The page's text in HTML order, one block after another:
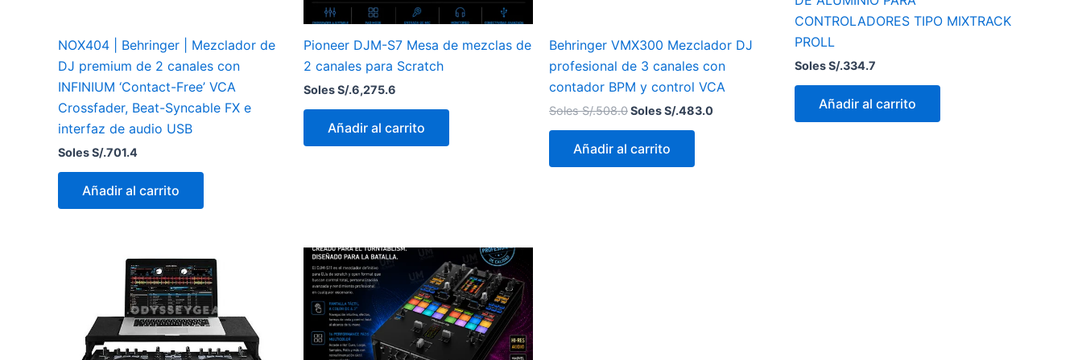
NOX404 | Behringer | Mezclador de
DJ premium de 2 canales con
INFINIUM ‘Contact-Free’ VCA
Crossfader, Beat-Syncable FX e
interfaz de audio USB
Soles S/.701.4
Añadir al carrito
Pioneer DJM-S7 Mesa de mezclas de
2 canales para Scratch
Soles S/.6,275.6
Añadir al carrito
Behringer VMX300 Mezclador DJ
profesional de 3 canales con
contador BPM y control VCA
Soles S/.508.0Soles S/.483.0
Añadir al carrito
CONTROLADORES TIPO MIXTRACK
PROLL
Soles S/.334.7
Añadir al carrito